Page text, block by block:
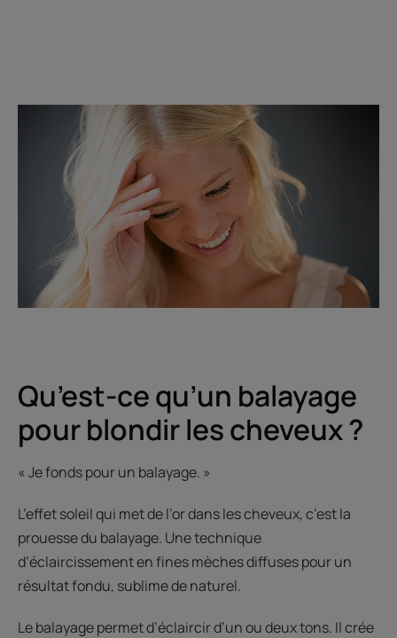
Qu’est-ce qu’un balayage
pour blondir les cheveux ?
« Je fonds pour un balayage. »
L’effet soleil qui met de l’or dans les cheveux, c’est la
prouesse du balayage. Une technique
d’éclaircissement en fines mèches diffuses pour un
résultat fondu, sublime de naturel.
Le balayage permet d’éclaircir d’un ou deux tons. Il crée